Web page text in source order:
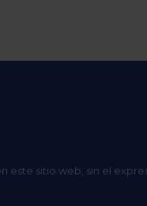
este sitio web, sin el